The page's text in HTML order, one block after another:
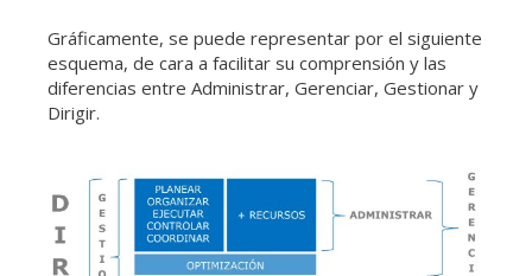
Gráficamente, se puede representar por el siguiente
esquema, de cara a facilitar su comprensión y las
diferencias entre Administrar, Gerenciar, Gestionar y
Dirigir.